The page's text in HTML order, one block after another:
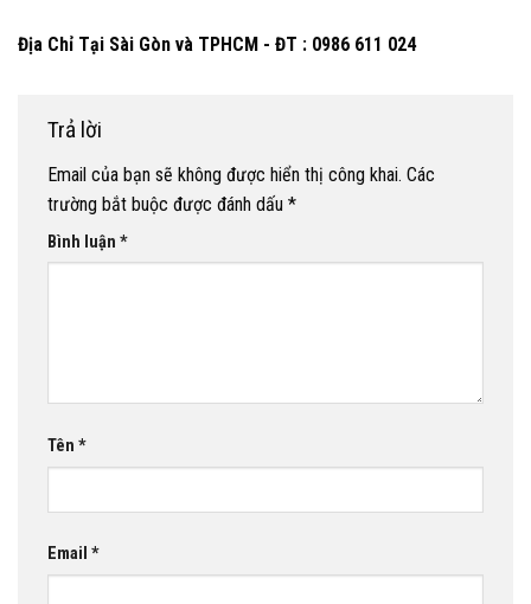
Địa Chỉ Tại Sài Gòn và TPHCM - ĐT : 0986 611 024
Trả lời
Email của bạn sẽ không được hiển thị công khai. Các
trường bắt buộc được đánh dấu *
Bình luận *
Tên *
Email *